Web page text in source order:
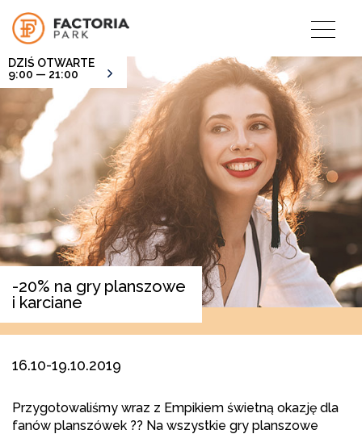
DZIŚ OTWARTE
9:00 — 21:00
-20% na gry planszowe
i karciane
16.10-19.10.2019
Przygotowaliśmy wraz z Empikiem świetną okazję dla
fanów planszówek ?? Na wszystkie gry planszowe